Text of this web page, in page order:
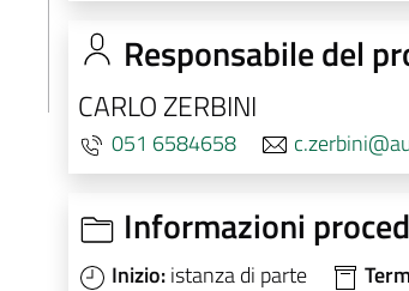
Responsabile del
CARLO ZERBINI
051 6584658
Informazioni
Inizio:istanza di parte